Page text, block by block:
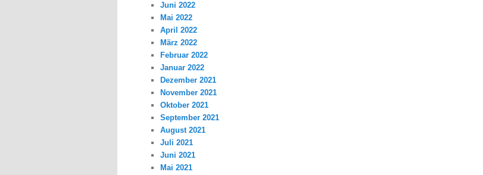
Juni 2022
Mai 2022
April 2022
März 2022
Februar 2022
Januar 2022
Dezember 2021
November 2021
Oktober 2021
September 2021
August 2021
Juli 2021
Juni 2021
Mai 2021